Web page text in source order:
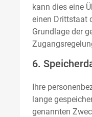
kann dies eine
einen Drittstaat
Grundlage der
6.
Ihre
lange
genannten